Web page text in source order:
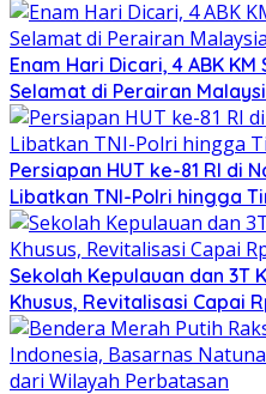
Enam Hari Dicari, 4 ABK
Selamat di Perairan
Persiapan HUT ke-81 RI di
Libatkan TNI-Polri hingga
Sekolah Kepulauan dan 3T
Khusus, Revitalisasi Capai